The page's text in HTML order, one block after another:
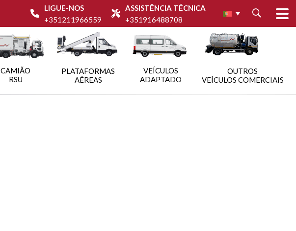
LIGUE-NOS
+351211966559
ASSISTÊNCIA TÉCNICA
+351916488708
CAMIÃO
RSU
PLATAFORMAS
AÉREAS
VEÍCULOS
ADAPTADO
OUTROS
VEÍCULOS COMERCIAIS